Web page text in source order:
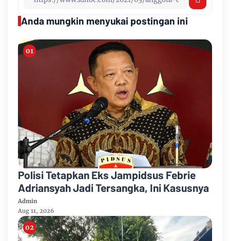
Anda mungkin menyukai postingan ini
Polisi Tetapkan Eks Jampidsus Febrie
Adriansyah Jadi Tersangka, Ini Kasusnya
Admin
Aug 11, 2026